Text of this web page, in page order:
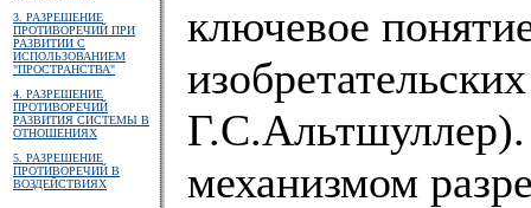
3. РАЗРЕШЕНИЕ
ПРОТИВОРЕЧИЙ ПРИ
РАЗВИТИИ С
ИСПОЛЬЗОВАНИЕМ
"ПРОСТРАНСТВА"
4. РАЗРЕШЕНИЕ
ПРОТИВОРЕЧИЙ
РАЗВИТИЯ СИСТЕМЫ В
ОТНОШЕНИЯХ
5. РАЗРЕШЕНИЕ
ПРОТИВОРЕЧИЙ В
ВОЗДЕЙСТВИЯХ
ключевое
механизмом